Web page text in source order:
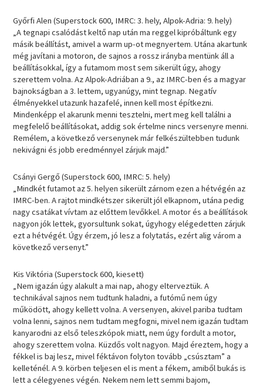
Győrfi Alen (Superstock 600, IMRC: 3. hely, Alpok-Adria: 9. hely)
„A tegnapi csalódást keltő nap után ma reggel kipróbáltunk egy
másik beállítást, amivel a warm up-ot megnyertem. Utána akartunk
még javítani a motoron, de sajnos a rossz irányba mentünk áll a
beállításokkal, így a futamom most sem sikerült úgy, ahogy
szerettem volna. Az Alpok-Adriában a 9., az IMRC-ben és a magyar
bajnokságban a 3. lettem, ugyanúgy, mint tegnap. Negatív
élményekkel utazunk hazafelé, innen kell most építkezni.
Mindenképp el akarunk menni tesztelni, mert meg kell találni a
megfelelő beállításokat, addig sok értelme nincs versenyre menni.
Remélem, a következő versenynek már felkészültebben tudunk
nekivágni és jobb eredménnyel zárjuk majd.”
Csányi Gergő (Superstock 600, IMRC: 5. hely)
„Mindkét futamot az 5. helyen sikerült zárnom ezen a hétvégén az
IMRC-ben. A rajtot mindkétszer sikerült jól elkapnom, utána pedig
nagy csatákat vívtam az előttem levőkkel. A motor és a beállítások
nagyon jók lettek, gyorsultunk sokat, úgyhogy elégedetten zárjuk
ezt a hétvégét. Úgy érzem, jó lesz a folytatás, ezért alig várom a
következő versenyt.”
Kis Viktória (Superstock 600, kiesett)
„Nem igazán úgy alakult a mai nap, ahogy elterveztük. A
technikával sajnos nem tudtunk haladni, a futómű nem úgy
működött, ahogy kellett volna. A versenyen, akivel pariba tudtam
volna lenni, sajnos nem tudtam megfogni, mivel nem igazán tudtam
kanyarodni az első teleszkópok miatt, nem úgy fordult a motor,
ahogy szerettem volna. Küzdős volt nagyon. Majd éreztem, hogy a
fékkel is baj lesz, mivel féktávon folyton tovább „csúsztam” a
kelleténél. A 9. körben teljesen el is ment a fékem, amiből bukás is
lett a célegyenes végén. Nekem nem lett semmi bajom,